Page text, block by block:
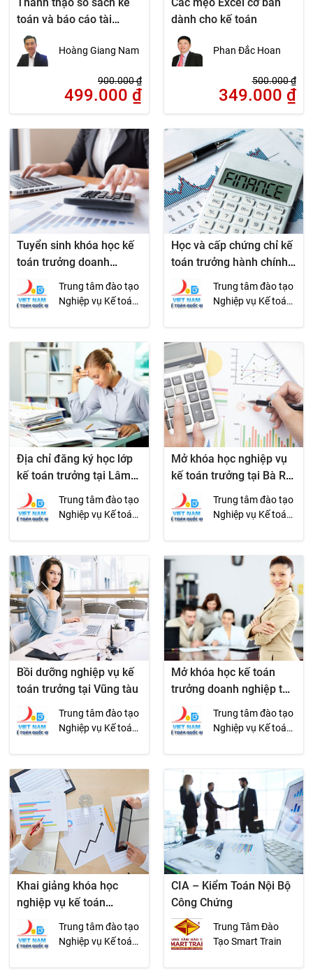
toán và báo cáo tài
chính trên Excel
Hoàng Giang Nam
900.000₫
499.000 ₫
dành cho kế toán
Phan Đắc Hoan
500.000₫
349.000 ₫
Tuyển sinh khóa học kế
toán trưởng doanh
nghiệp
Trung tâm đào tạo
Nghiệp vụ Kế toán
Học và cấp chứng chỉ kế
toán trưởng hành chính
sự nghiệp
Trung tâm đào tạo
Nghiệp vụ Kế toán
Địa chỉ đăng ký học lớp
kế toán trưởng tại Lâm
Đồng
Trung tâm đào tạo
Nghiệp vụ Kế toán
Mở khóa học nghiệp vụ
kế toán trưởng tại Bà Rịa
Vũng Tàu
Trung tâm đào tạo
Nghiệp vụ Kế toán
Bồi dưỡng nghiệp vụ kế
toán trưởng tại Vũng tàu
Trung tâm đào tạo
Nghiệp vụ Kế toán
Mở khóa học kế toán
trưởng doanh nghiệp tại
HCM
Trung tâm đào tạo
Nghiệp vụ Kế toán
Khai giảng khóa học
nghiệp vụ kế toán
trưởng hành chính sự
nghiệp tại HCM
Trung tâm đào tạo
Nghiệp vụ Kế toán
CIA – Kiểm Toán Nội Bộ
Công Chứng
Trung Tâm Đào
Tạo Smart Train